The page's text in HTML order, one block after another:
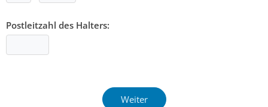
Postleitzahl des Halters: